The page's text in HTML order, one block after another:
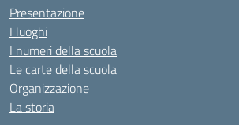
Presentazione
I luoghi
I numeri della scuola
Le carte della scuola
Organizzazione
La storia